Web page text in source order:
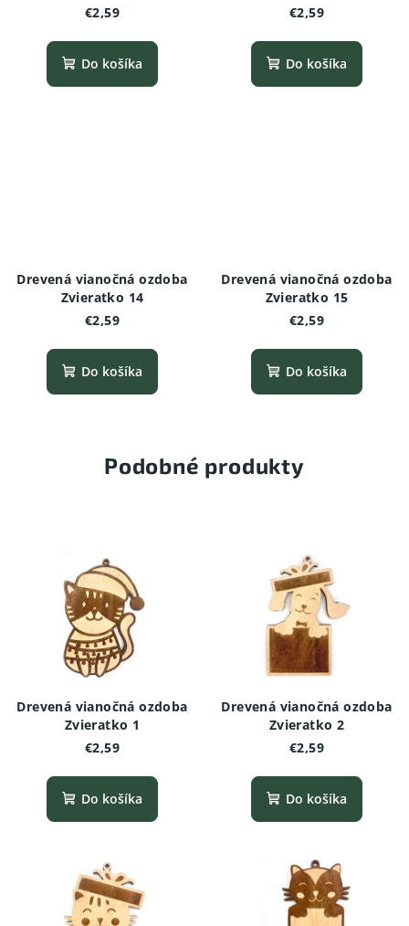
€2,59
Do košíka
€2,59
Do košíka
Drevená vianočná ozdoba
Zvieratko 14
€2,59
Do košíka
Drevená vianočná ozdoba
Zvieratko 15
€2,59
Do košíka
Podobné produkty
Drevená vianočná ozdoba
Zvieratko 1
€2,59
Do košíka
Drevená vianočná ozdoba
Zvieratko 2
€2,59
Do košíka